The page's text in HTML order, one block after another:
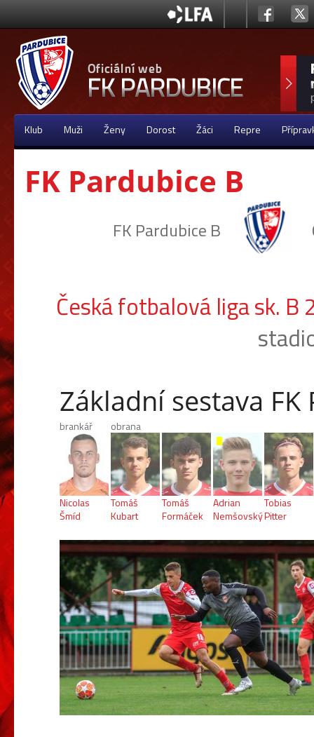
Klub Muži Ženy Dorost Žáci Repre
FK Pardubice B
FK Pardubice B
Česká fotbalová liga sk.
Základní sestava FK
brankář
Nicolas
Šmíd
obrana
Tomáš
Kubart
Tomáš
Formáček
Adrian
Nemšovský
Tobias
Pitter